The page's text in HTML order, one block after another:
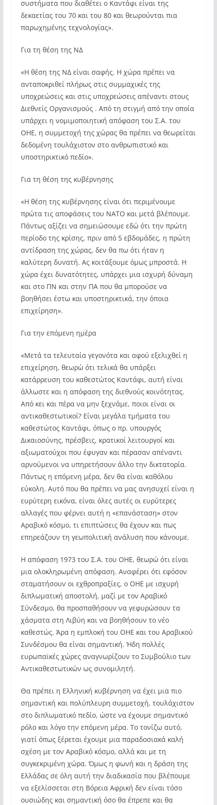
συστήματα που διαθέτει ο Καντάφι είναι της
δεκαετίας του 70 και του 80 και θεωρούνται πια
παρωχημένης τεχνολογίας».
Για τη θέση της ΝΔ
«Η θέση της ΝΔ είναι σαφής. Η χώρα πρέπει να
ανταποκριθεί πλήρως στις συμμαχικές της
υποχρεώσεις και στις υποχρεώσεις απέναντι στους
Διεθνείς Οργανισμούς . Από τη στιγμή από την οποία
υπάρχει η νομιμοποιητική απόφαση του Σ.Α. του
ΟΗΕ, η συμμετοχή της χώρας θα πρέπει να θεωρείται
δεδομένη τουλάχιστον στο ανθρωπιστικό και
υποστηρικτικό πεδίο».
Για τη θέση της κυβέρνησης
«Η θέση της κυβέρνησης είναι ότι περιμένουμε
πρώτα τις αποφάσεις του ΝΑΤΟ και μετά βλέπουμε.
Πάντως αξίζει να σημειώσουμε εδώ ότι την πρώτη
περίοδο της κρίσης, πριν από 5 εβδομάδες, η πρώτη
αντίδραση της χώρας, δεν θα πω ότι ήταν η
καλύτερη δυνατή. Ας κοιτάξουμε όμως μπροστά. Η
χώρα έχει δυνατότητες, υπάρχει μια ισχυρή δύναμη
και στο ΠΝ και στην ΠΑ που θα μπορούσε να
βοηθήσει έστω και υποστηρικτικά, την όποια
επιχείρηση».
Για την επόμενη ημέρα
«Μετά τα τελευταία γεγονότα και αφού εξελιχθεί η
επιχείρηση, θεωρώ ότι τελικά θα υπάρξει
κατάρρευση του καθεστώτος Καντάφι, αυτή είναι
άλλωστε και η απόφαση της διεθνούς κοινότητας.
Από κει και πέρα να μην ξεχνάμε, ποιοι είναι οι
αντικαθεστωτικοί? Είναι μεγάλα τμήματα του
καθεστώτος Καντάφι, όπως ο πρ. υπουργός
Δικαιοσύνης, πρέσβεις, κρατικοί λειτουργοί και
αξιωματούχοι που έφυγαν και πέρασαν απέναντι
αρνούμενοι να υπηρετήσουν άλλο την δικτατορία.
Πάντως η επόμενη μέρα, δεν θα είναι καθόλου
εύκολη. Αυτό που θα πρέπει να μας ανησυχεί είναι η
ευρύτερη εικόνα, είναι όλες αυτές οι ευρύτερες
αλλαγές που φέρνει αυτή η «επανάσταση» στον
Αραβικό κόσμο, τι επιπτώσεις θα έχουν και πως
επηρεάζουν τη γεωπολιτική ανάλυση που κάνουμε.
Η απόφαση 1973 του Σ.Α. του ΟΗΕ, θεωρώ ότι είναι
μια ολοκληρωμένη απόφαση. Αναφέρει ότι εφόσον
σταματήσουν οι εχθροπραξίες, ο ΟΗΕ με ισχυρή
διπλωματική αποστολή, μαζί με τον Αραβικό
Σύνδεσμο, θα προσπαθήσουν να γεφυρώσουν τα
χάσματα στη Λιβύη και να βοηθήσουν το νέο
καθεστώς. Άρα η εμπλοκή του ΟΗΕ και του Αραβικού
Συνδέσμου θα είναι σημαντική. Ήδη πολλές
ευρωπαϊκές χώρες αναγνωρίζουν το Συμβούλιο των
Αντικαθεστωτικών ως συνομιλητή.
Θα πρέπει η Ελληνική κυβέρνηση να έχει μια πιο
σημαντική και πολύπλευρη συμμετοχή, τουλάχιστον
στο διπλωματικό πεδίο, ώστε να έχουμε σημαντικό
ρόλο και λόγο την επόμενη μέρα. Το τονίζω αυτό,
γιατί όπως ξέρεται έχουμε μια παραδοσιακά καλή
σχέση με τον Αραβικό κόσμο, αλλά και με τη
συγκεκριμένη χώρα. Όμως η φωνή και η δράση της
Ελλάδας σε όλη αυτή την διαδικασία που βλέπουμε
να εξελίσσεται στη Βόρεια Αφρική δεν είναι τόσο
ουσιώδης και σημαντική όσο θα έπρεπε και θα